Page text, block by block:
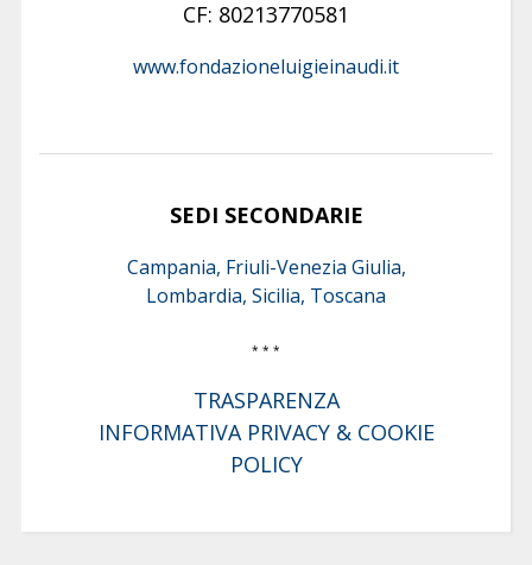
CF: 80213770581
www.fondazioneluigieinaudi.it
SEDI SECONDARIE
Campania, Friuli-Venezia Giulia,
Lombardia, Sicilia, Toscana
* * *
TRASPARENZA
INFORMATIVA PRIVACY & COOKIE
POLICY